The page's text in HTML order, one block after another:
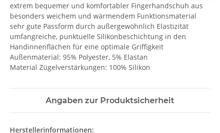
extrem bequemer und komfortabler Fingerhandschuh aus
besonders weichem und wärmendem Funktionsmaterial
sehr gute Passform durch außergewöhnlich Elastizität
umfangreiche, punktuelle Silikonbeschichtung in den
Handinnenflächen für eine optimale Griffigkeit
Außenmaterial: 95% Polyester, 5% Elastan
Material Zügelverstärkungen: 100% Silikon
Angaben zur Produktsicherheit
Herstellerinformationen: